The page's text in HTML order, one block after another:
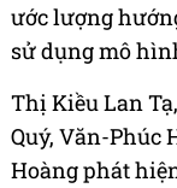
ước lượng
sử dụng mô
Thị Kiều Lan
Quý, Văn-Phúc
Hoàng phát